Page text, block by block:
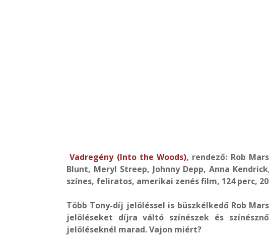
Vadregény (Into the Woods), rendező: Rob
Blunt, Meryl Streep, Johnny Depp, Anna
színes, feliratos, amerikai zenés film, 124 perc,
Több Tony-díj jelöléssel is büszkélkedő Rob
jelöléseket díjra váltó színészek és
jelöléseknél marad. Vajon miért?